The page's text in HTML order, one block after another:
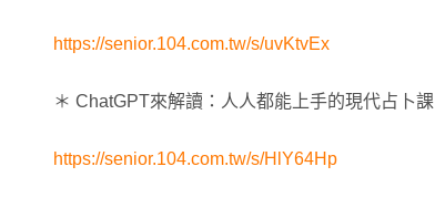
https://senior.104.com.tw/s/uvKtvEx
＊ ChatGPT來解讀：人人都能上手的現代占卜課
https://senior.104.com.tw/s/HlY64Hp